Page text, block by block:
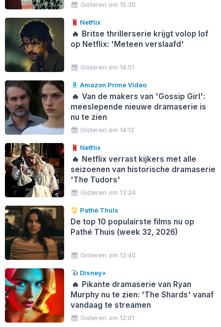
Gisteren om 15:30
Netflix
🔥 Britse thrillerserie krijgt volop lof
op Netflix: 'Meteen verslaafd'
Gisteren om 14:51
Amazon Prime Video
🔥 Van de makers van 'Gossip Girl':
meeslepende nieuwe dramaserie is
nu te zien
Gisteren om 14:12
Netflix
🔥 Netflix verrast kijkers met alle
seizoenen van historische dramaserie
'The Tudors'
Gisteren om 13:24
Pathé Thuis
De top 10 populairste films nu op
Pathé Thuis (week 32, 2026)
Gisteren om 12:40
Disney+
🔥 Pikante dramaserie van Ryan
Murphy nu te zien: 'The Shards' vanaf
vandaag te streamen
Gisteren om 12:01